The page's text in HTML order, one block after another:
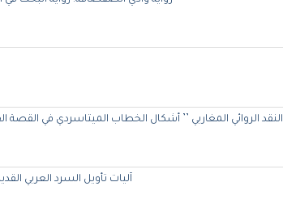
الروائي المغاربي ’’ أشكال الخطاب الميتاسردي في القصة
آليات تأويل السرد العربي